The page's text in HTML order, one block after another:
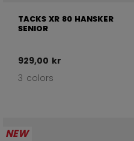
TACKS XR 80 HANSKER
SENIOR
929,00 kr
3 colors
NEW